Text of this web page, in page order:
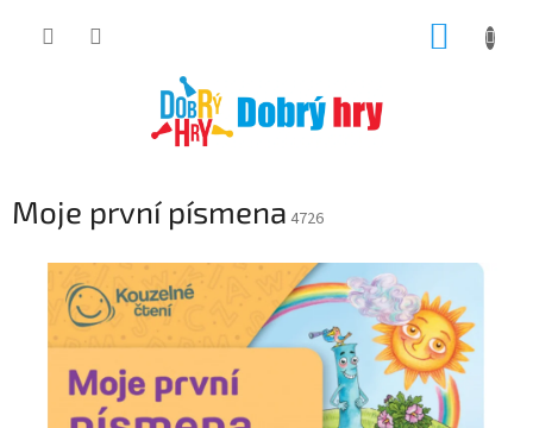
Moje první písmena 4726